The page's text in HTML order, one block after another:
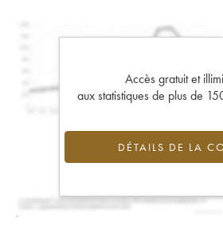
Accès gratuit et
aux statistiques de plus de
DÉTAILS DE LA